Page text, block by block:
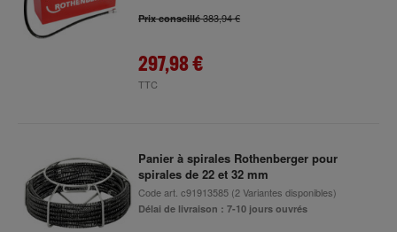
Prix conseillé383,94 €
297,98 €
TTC
Panier à spirales Rothenberger pour
spirales de 22 et 32 mm
Code art. c91913585(2 Variantes disponibles)
Délai de livraison : 7-10 jours ouvrés